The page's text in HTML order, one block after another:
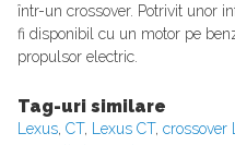
într-un crossover. Potrivit unor
fi disponibil cu un motor pe
propulsor electric.
Tag-uri similare
Lexus, CT, Lexus CT, crossover